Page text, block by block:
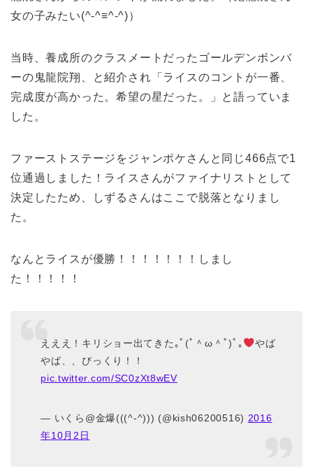
女の子みたい(^-^≡^-^)）
当時、養成所のクラスメートだったゴールデンボンバ
ーの鬼龍院翔、と紹介され「ライスのコントが一番、
完成度が高かった。希望の星だった。」と語っていま
した。
ファーストステージをジャンポケさんと同じ466点で1
位通過しました！ライスさんがファイナリストとして
決定したため、しずるさんはここで脱落となりまし
た。
なんとライスが優勝！！！！！！！しまし
た！！！！！
えええ！キリショー出てきた｡ﾟ(ﾟ＾ω＾ﾟ)ﾟ｡
やば
やば、、びっくり！！
pic.twitter.com/SC0zXt8wEV
— いくら@金爆(((^-^))) (@kish06200516) 2016
年10月2日